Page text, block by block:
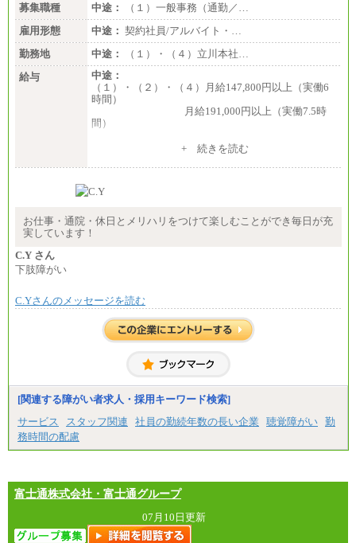
＜有期社員コース＞
■(株)JTBビジネストランスフォーム
有期契約職 月給185,000～195,000円
※詳細はJTBキャリアサイトよりご確認ください。
■(株)JTBパブリッシング ※2027年新卒募集終了
総合職 月給241,000円
中途：
①月給227,000円以上
②月給212,000円以上
③月給172,500円以上
⑤月給20万円～25万円
⑧～⑮月給200,000円〜月給400,000円
⑯月給185,000円以上
⑱月給212,000円以上
㉓月給224,500円以上
※全コース共通※ 能力・経験・勤務地などにより
異なります
※試用期間中も給与に変更はございません。
募集職種
中途：
（１）一般事務（通勤／…
雇用形態
中途： 契約社員/アルバイト・…
勤務地
中途：
（１）・（４）立川本社…
給与
中途：
（１）・（２）・（４）月給147,800円以上（実働6
時間）
月給191,000円以上（実働7.5時
間）
（３）月給191,000円以上（実働7.5時間）
（５）月給147,800円以上（実働6時間）
時給 1,226円（実働4.5時間）
間額換算額）
・退職金相当手当 37円
+ 続きを読む
お仕事・通院・休日とメリハリをつけて楽しむことができ毎日が充
実しています！
C.Y さん
下肢障がい
C.Yさんのメッセージを読む
[関連する障がい者求人・採用キーワード検索]
サービス
スタッフ関連 社員の勤続年数の長い企業 聴覚障がい 勤
務時間の配慮
富士通株式会社・富士通グループ
07月10日更新